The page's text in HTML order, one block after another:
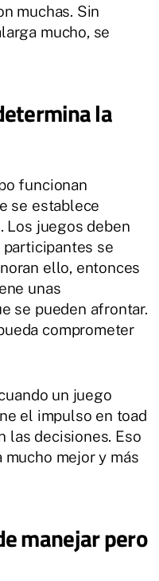
muchas. Sin
mucho, se
la
funcionan
se establece
Los juegos deben
se
ello, entonces
unas
se pueden afrontar.
comprometer
un juego
el impulso en toad
las decisiones. Eso
mucho mejor y más
manejar pero